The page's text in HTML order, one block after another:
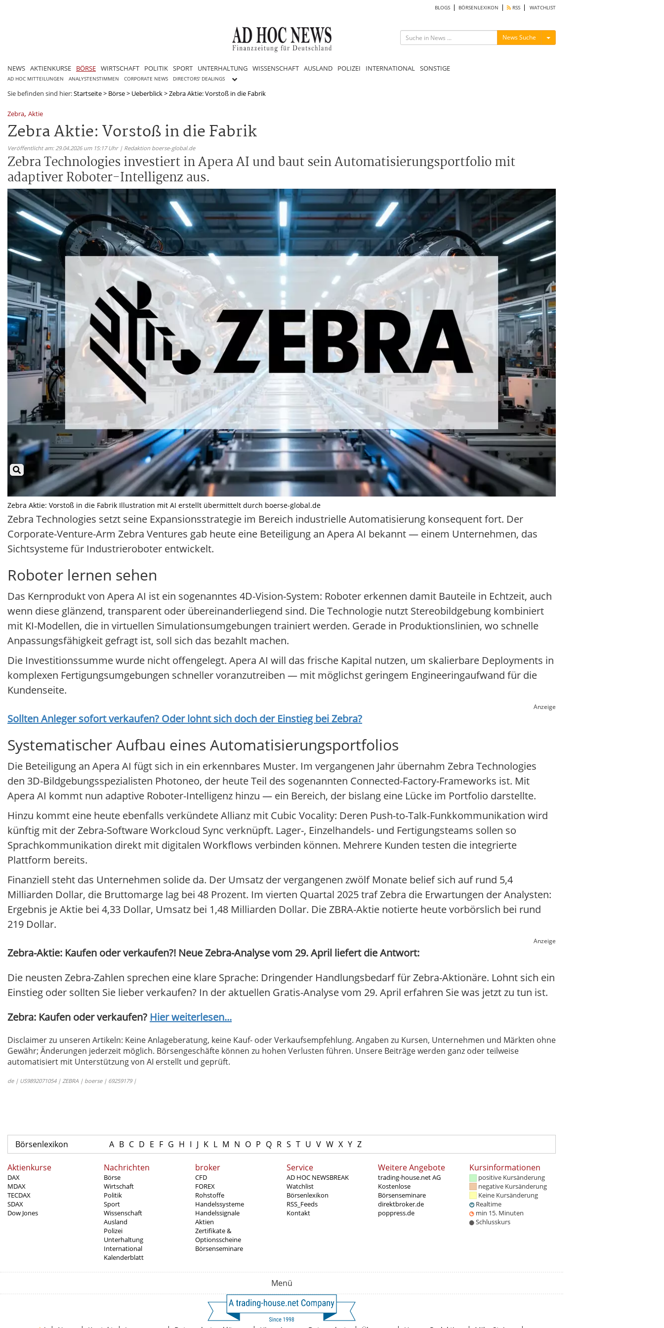
BLOGS BÖRSENLEXIKON RSS WATCHLIST
News Suche Menü ein-/ausblenden
NEWS AKTIENKURSE BÖRSE WIRTSCHAFT POLITIK SPORT UNTERHALTUNG WISSENSCHAFT AUSLAND POLIZEI INTERNATIONAL SONSTIGE
AD HOC MITTEILUNGEN ANALYSTENSTIMMEN CORPORATE NEWS DIRECTORS' DEALINGS
Sie befinden sind hier:Startseite> Börse> Ueberblick>Zebra Aktie: Vorstoß in die Fabrik
Zebra, Aktie
Zebra Aktie: Vorstoß in die Fabrik
Veröffentlicht am: 29.04.2026 um 15:17 Uhr | Redaktion boerse-global.de
Zebra Technologies investiert in Apera AI und baut sein Automatisierungsportfolio mit
adaptiver Roboter-Intelligenz aus.
Zebra Aktie: Vorstoß in die Fabrik Illustration mit AI erstellt übermittelt durch boerse-global.de
Zebra Technologies setzt seine Expansionsstrategie im Bereich industrielle Automatisierung konsequent fort. Der
Corporate-Venture-Arm Zebra Ventures gab heute eine Beteiligung an Apera AI bekannt — einem Unternehmen, das
Sichtsysteme für Industrieroboter entwickelt.
Roboter lernen sehen
Das Kernprodukt von Apera AI ist ein sogenanntes 4D-Vision-System: Roboter erkennen damit Bauteile in Echtzeit, auch
wenn diese glänzend, transparent oder übereinanderliegend sind. Die Technologie nutzt Stereobildgebung kombiniert
mit KI-Modellen, die in virtuellen Simulationsumgebungen trainiert werden. Gerade in Produktionslinien, wo schnelle
Anpassungsfähigkeit gefragt ist, soll sich das bezahlt machen.
Die Investitionssumme wurde nicht offengelegt. Apera AI will das frische Kapital nutzen, um skalierbare Deployments in
komplexen Fertigungsumgebungen schneller voranzutreiben — mit möglichst geringem Engineeringaufwand für die
Kundenseite.
Anzeige
Sollten Anleger sofort verkaufen? Oder lohnt sich doch der Einstieg beiZebra?
Systematischer Aufbau eines Automatisierungsportfolios
Die Beteiligung an Apera AI fügt sich in ein erkennbares Muster. Im vergangenen Jahr übernahm Zebra Technologies
den 3D-Bildgebungsspezialisten Photoneo, der heute Teil des sogenannten Connected-Factory-Frameworks ist. Mit
Apera AI kommt nun adaptive Roboter-Intelligenz hinzu — ein Bereich, der bislang eine Lücke im Portfolio darstellte.
Hinzu kommt eine heute ebenfalls verkündete Allianz mit Cubic Vocality: Deren Push-to-Talk-Funkkommunikation wird
künftig mit der Zebra-Software Workcloud Sync verknüpft. Lager-, Einzelhandels- und Fertigungsteams sollen so
Sprachkommunikation direkt mit digitalen Workflows verbinden können. Mehrere Kunden testen die integrierte
Plattform bereits.
Finanziell steht das Unternehmen solide da. Der Umsatz der vergangenen zwölf Monate belief sich auf rund 5,4
Milliarden Dollar, die Bruttomarge lag bei 48 Prozent. Im vierten Quartal 2025 traf Zebra die Erwartungen der Analysten:
Ergebnis je Aktie bei 4,33 Dollar, Umsatz bei 1,48 Milliarden Dollar. Die ZBRA-Aktie notierte heute vorbörslich bei rund
219 Dollar.
Anzeige
Zebra-Aktie: Kaufen oder verkaufen?! Neue Zebra-Analyse vom 29. April liefert die Antwort:
Die neusten Zebra-Zahlen sprechen eine klare Sprache: Dringender Handlungsbedarf für Zebra-Aktionäre. Lohnt sich ein
Einstieg oder sollten Sie lieber verkaufen? In der aktuellen Gratis-Analyse vom 29. April erfahren Sie was jetzt zu tun ist.
Zebra: Kaufen oder verkaufen? Hier weiterlesen...
Disclaimer zu unseren Artikeln: Keine Anlageberatung, keine Kauf- oder Verkaufsempfehlung. Angaben zu Kursen, Unternehmen und Märkten ohne
Gewähr; Änderungen jederzeit möglich. Börsengeschäfte können zu hohen Verlusten führen. Unsere Beiträge werden ganz oder teilweise
automatisiert mit Unterstützung von AI erstellt und geprüft.
de | US9892071054 | ZEBRA | boerse | 69259179 |
Börsenlexikon A B C D E F G H I J K L M N O P Q R S T U V W X Y Z
Aktienkurse
DAX
MDAX
TECDAX
SDAX
Dow Jones
Nachrichten
Börse
Wirtschaft
Politik
Sport
Wissenschaft
Ausland
Polizei
Unterhaltung
International
Kalenderblatt
broker
CFD
FOREX
Rohstoffe
Handelssysteme
Handelssignale
Aktien
Zertifikate &
Optionsscheine
Börsenseminare
Service
AD HOC NEWSBREAK
Watchlist
Börsenlexikon
RSS_Feeds
Kontakt
Weitere Angebote
trading-house.net AG
Kostenlose
Börsenseminare
direktbroker.de
poppress.de
Kursinformationen
positive Kursänderung
negative Kursänderung
Keine Kursänderung
Realtime
min 15. Minuten
Schlusskurs
Menü